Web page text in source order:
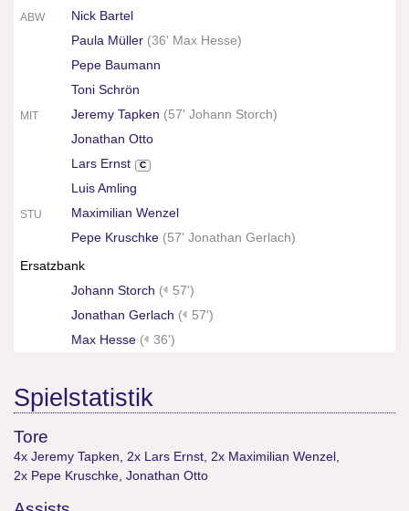
ABW
Nick Bartel
Paula Müller (36' Max Hesse)
Pepe Baumann
Toni Schrön
MIT Jeremy Tapken (57' Johann Storch)
Jonathan Otto
Lars Ernst
C
Luis Amling
STU
Maximilian Wenzel
Pepe Kruschke (57' Jonathan Gerlach)
Ersatzbank
Johann Storch (
57')
Jonathan Gerlach (
57')
Max Hesse ( 36')
Spielstatistik
Tore
4x Jeremy Tapken 2x Lars Ernst 2x Maximilian Wenzel
2x Pepe Kruschke Jonathan Otto